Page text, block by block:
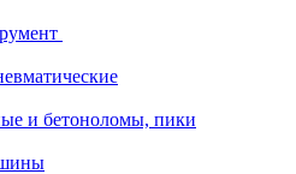
и бетоноломы, пики